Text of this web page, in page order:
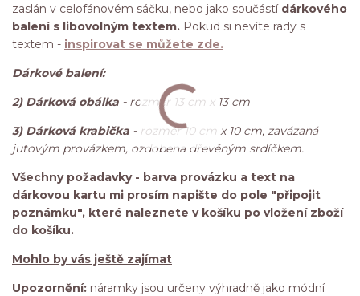
zaslán v celofánovém sáčku, nebo jako součástí dárkového
balení s libovolným textem. Pokud si nevíte rady s
textem - inspirovat se můžete zde.
Dárkové balení:
2) Dárková obálka -rozměr 13 cm x 13 cm
3) Dárková krabička - rozměr 10 cm x 10 cm, zavázaná
jutovým provázkem, ozdobena dřevěným srdíčkem.
Všechny požadavky - barva provázku a text na
dárkovou kartu mi prosím napište do pole "připojit
poznámku", které naleznete v košíku po vložení zboží
do košíku.
Mohlo by vás ještě zajímat
Upozornění: náramky jsou určeny výhradně jako módní